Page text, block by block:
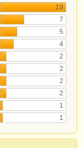
19
7
5
4
2
2
2
2
1
1